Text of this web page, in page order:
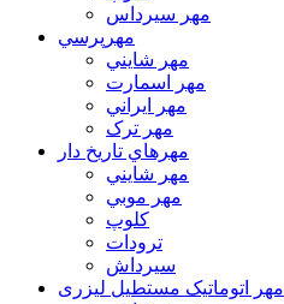
مهر سيرداس
مهرپرسي
مهر شايني
مهر اسمارت
مهر ايراني
مهر ترک
مهرهاي تاريخ دار
مهر شايني
مهر موبي
کلوپ
ترودات
سیرداش
مهر اتوماتیک مستطیل لیزری